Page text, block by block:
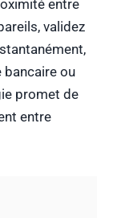
entre
validez
bancaire ou
promet de
entre